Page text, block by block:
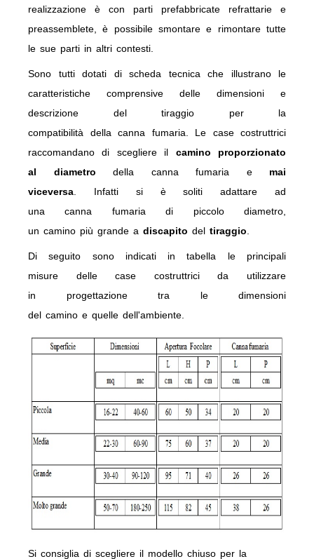
realizzazione è con parti prefabbricate refrattarie e
preassemblete, è possibile smontare e rimontare tutte
le sue parti in altri contesti.
Sono tutti dotati di scheda tecnica che illustrano le
caratteristiche comprensive delle dimensioni e
descrizione del tiraggio per la
compatibilità della canna fumaria. Le case costruttrici
raccomandano di scegliere il camino proporzionato
al diametro della canna fumaria e mai
viceversa. Infatti si è soliti adattare ad
una canna fumaria di piccolo diametro,
un camino più grande a discapito del tiraggio.
Di seguito sonoindicati in tabella le principali
misure dellecase costruttrici da utilizzare
in progettazione tra le dimensioni
del camino e quelle dell'ambiente.
Si consiglia di scegliere il modello chiuso per la